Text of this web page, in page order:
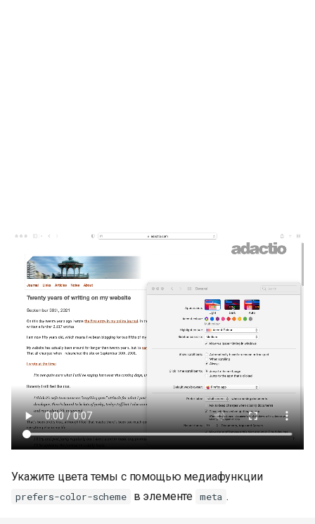
Укажите цвета темы с помощью медиафункции
prefers-color-scheme в элементе meta .